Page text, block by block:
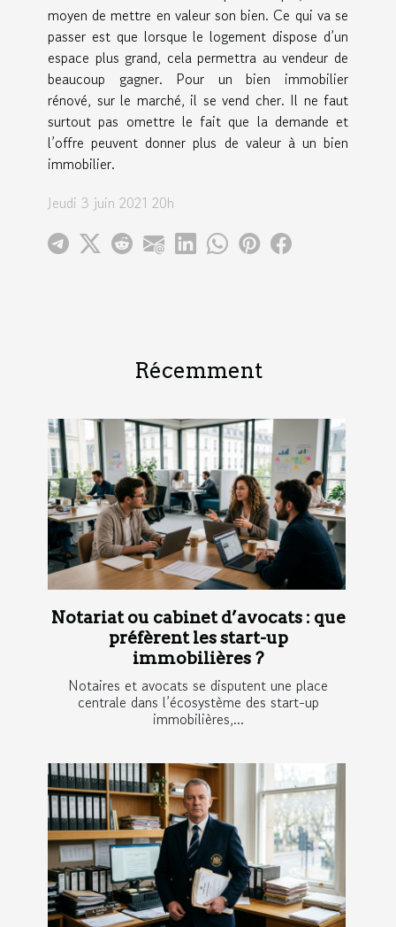
moyen de mettre en valeur son bien. Ce qui va se
passer est que lorsque le logement dispose d’un
espace plus grand, cela permettra au vendeur de
beaucoup gagner. Pour un bien immobilier
rénové, sur le marché, il se vend cher. Il ne faut
surtout pas omettre le fait que la demande et
l’offre peuvent donner plus de valeur à un bien
immobilier.
Jeudi 3 juin 2021 20h
Récemment
Notariat ou cabinet d’avocats : que
préfèrent les start-up
immobilières ?
Notaires et avocats se disputent une place
centrale dans l’écosystème des start-up
immobilières,...